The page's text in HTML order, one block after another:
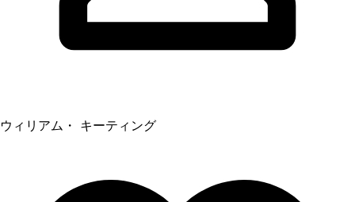
ウィリアム・ キーティング